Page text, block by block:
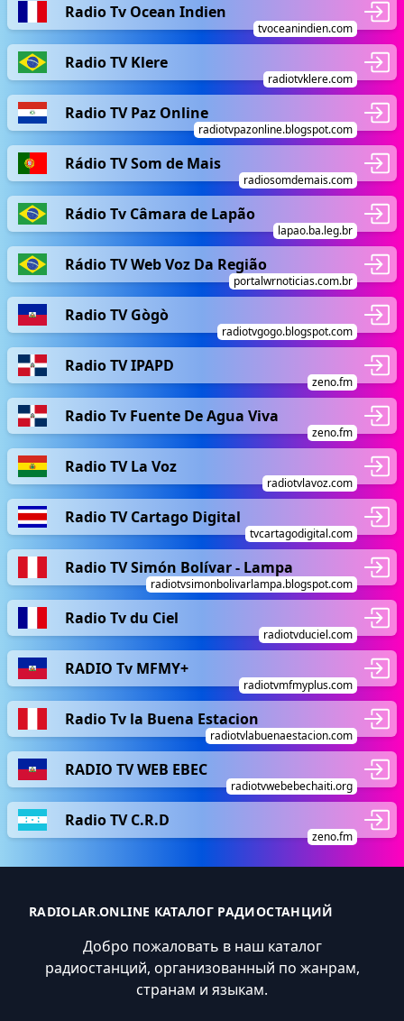
Radio Tv Ocean Indien
tvoceanindien.com
Radio TV Klere
radiotvklere.com
Radio TV Paz Online
radiotvpazonline.blogspot.com
Rádio TV Som de Mais
radiosomdemais.com
Rádio Tv Câmara de Lapão
lapao.ba.leg.br
Rádio TV Web Voz Da Região
portalwrnoticias.com.br
Radio TV Gògò
radiotvgogo.blogspot.com
Radio TV IPAPD
zeno.fm
Radio Tv Fuente De Agua Viva
zeno.fm
Radio TV La Voz
radiotvlavoz.com
Radio TV Cartago Digital
tvcartagodigital.com
Radio TV Simón Bolívar - Lampa
radiotvsimonbolivarlampa.blogspot.com
Radio Tv du Ciel
radiotvduciel.com
RADIO Tv MFMY+
radiotvmfmyplus.com
Radio Tv la Buena Estacion
radiotvlabuenaestacion.com
RADIO TV WEB EBEC
radiotvwebebechaiti.org
Radio TV C.R.D
zeno.fm
RADIOLAR.ONLINE КАТАЛОГ РАДИОСТАНЦИЙ
Добро пожаловать в наш каталог
радиостанций, организованный по жанрам,
странам и языкам.